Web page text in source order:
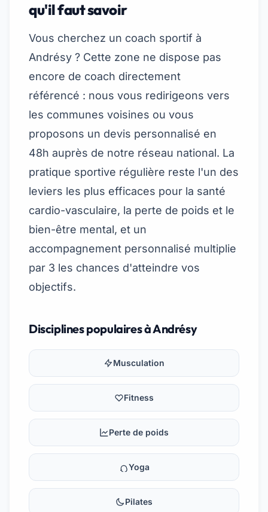
qu'il faut savoir
Vous cherchez un coach sportif à
Andrésy ? Cette zone ne dispose pas
encore de coach directement
référencé : nous vous redirigeons vers
les communes voisines ou vous
proposons un devis personnalisé en
48h auprès de notre réseau national. La
pratique sportive régulière reste l'un des
leviers les plus efficaces pour la santé
cardio-vasculaire, la perte de poids et le
bien-être mental, et un
accompagnement personnalisé multiplie
par 3 les chances d'atteindre vos
objectifs.
Disciplines populaires à Andrésy
Musculation
Fitness
Perte de poids
Yoga
Pilates